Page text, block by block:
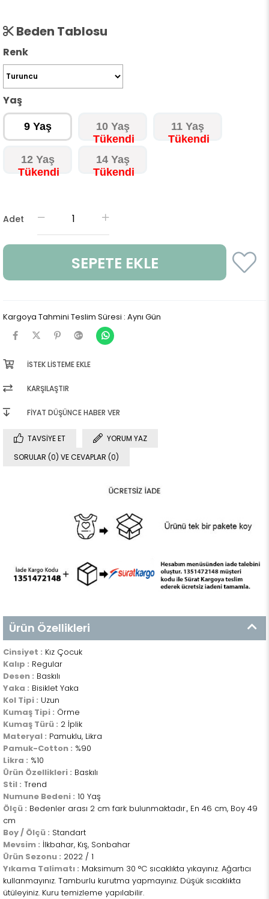
Beden Tablosu
Renk
Yaş
9 Yaş 10 Yaş 11 Yaş
12 Yaş 14 Yaş
Adet
Kargoya Tahmini Teslim Süresi : Aynı Gün
İSTEK LISTEME EKLE
KARŞILAŞTIR
FIYAT DÜŞÜNCE HABER VER
TAVSIYE ET
YORUM YAZ
SORULAR (0) VE CEVAPLAR (0)
Ürün Özellikleri
Cinsiyet : Kız Çocuk
Kalıp : Regular
Desen : Baskılı
Yaka : Bisiklet Yaka
Kol Tipi : Uzun
Kumaş Tipi : Örme
Kumaş Türü : 2 İplik
Materyal : Pamuklu, Likra
Pamuk-Cotton : %90
Likra : %10
Ürün Özellikleri : Baskılı
Stil : Trend
Numune Bedeni : 10 Yaş
Ölçü : Bedenler arası 2 cm fark bulunmaktadır., En 46 cm, Boy 49
cm
Boy / Ölçü : Standart
Mevsim : İlkbahar, Kış, Sonbahar
Ürün Sezonu : 2022 / 1
Yıkama Talimatı : Maksimum 30 °C sıcaklıkta yıkayınız. Ağartıcı
kullanmayınız. Tamburlu kurutma yapmayınız. Düşük sıcaklıkta
ütüleyiniz. Kuru temizleme yapılabilir.